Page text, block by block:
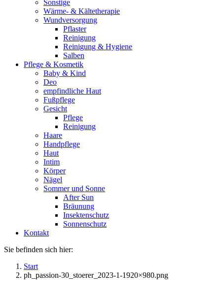
Sonstige
Wärme- & Kältetherapie
Wundversorgung
Pflaster
Reinigung
Reinigung & Hygiene
Salben
Pflege & Kosmetik
Baby & Kind
Deo
empfindliche Haut
Fußpflege
Gesicht
Pflege
Reinigung
Haare
Handpflege
Haut
Intim
Körper
Nägel
Sommer und Sonne
After Sun
Bräunung
Insektenschutz
Sonnenschutz
Kontakt
Sie befinden sich hier:
Start
ph_passion-30_stoerer_2023-1-1920×980.png